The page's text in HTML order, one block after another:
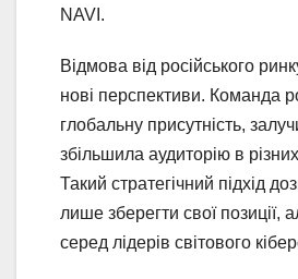
NAVI.
Відмова від російського
нові перспективи. Команда
глобальну присутність,
збільшила аудиторію в різних
Такий стратегічний підхід
лише зберегти свої позиції,
серед лідерів світового